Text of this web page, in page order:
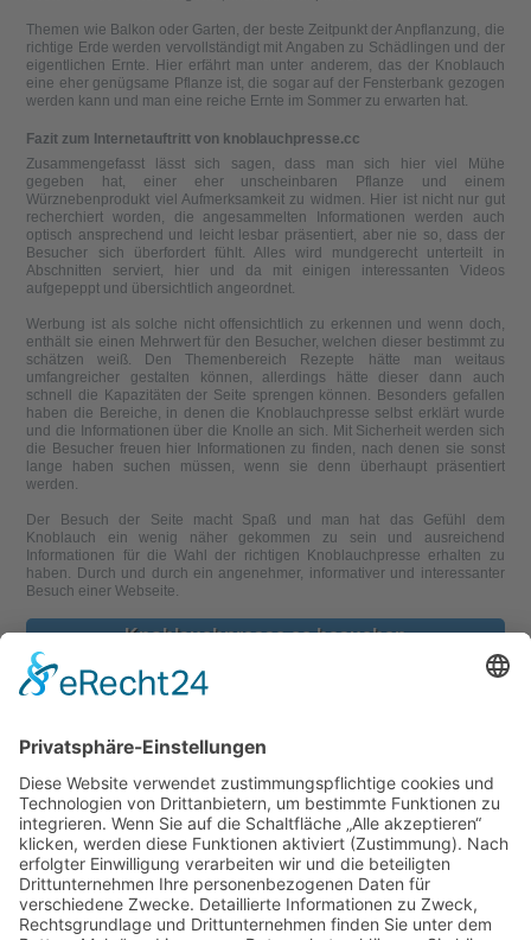
Themen wie Balkon oder Garten, der beste Zeitpunkt der Anpflanzung, die
richtige Erde werden vervollständigt mit Angaben zu Schädlingen und der
eigentlichen Ernte. Hier erfährt man unter anderem, das der Knoblauch
eine eher genügsame Pflanze ist, die sogar auf der Fensterbank gezogen
werden kann und man eine reiche Ernte im Sommer zu erwarten hat.
Fazit zum Internetauftritt von knoblauchpresse.cc
Zusammengefasst lässt sich sagen, dass man sich hier viel Mühe
gegeben hat, einer eher unscheinbaren Pflanze und einem
Würznebenprodukt viel Aufmerksamkeit zu widmen. Hier ist nicht nur gut
recherchiert worden, die angesammelten Informationen werden auch
optisch ansprechend und leicht lesbar präsentiert, aber nie so, dass der
Besucher sich überfordert fühlt. Alles wird mundgerecht unterteilt in
Abschnitten serviert, hier und da mit einigen interessanten Videos
aufgepeppt und übersichtlich angeordnet.
Werbung ist als solche nicht offensichtlich zu erkennen und wenn doch,
enthält sie einen Mehrwert für den Besucher, welchen dieser bestimmt zu
schätzen weiß. Den Themenbereich Rezepte hätte man weitaus
umfangreicher gestalten können, allerdings hätte dieser dann auch
schnell die Kapazitäten der Seite sprengen können. Besonders gefallen
haben die Bereiche, in denen die Knoblauchpresse selbst erklärt wurde
und die Informationen über die Knolle an sich. Mit Sicherheit werden sich
die Besucher freuen hier Informationen zu finden, nach denen sie sonst
lange haben suchen müssen, wenn sie denn überhaupt präsentiert
werden.
Der Besuch der Seite macht Spaß und man hat das Gefühl dem
Knoblauch ein wenig näher gekommen zu sein und ausreichend
Informationen für die Wahl der richtigen Knoblauchpresse erhalten zu
haben. Durch und durch ein angenehmer, informativer und interessanter
Besuch einer Webseite.
Knoblauchpresse.cc besuchen
Comments are closed.
Einkaufen
Amazon.de
eBay.de
Klint.de
Knoblauchpresse.cc
Ladenzeile.de